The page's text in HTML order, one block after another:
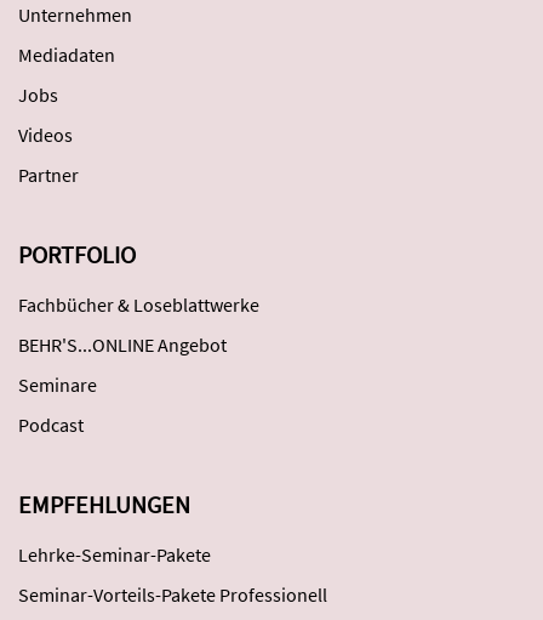
Unternehmen
Mediadaten
Jobs
Videos
Partner
PORTFOLIO
Fachbücher & Loseblattwerke
BEHR'S...ONLINE Angebot
Seminare
Podcast
EMPFEHLUNGEN
Lehrke-Seminar-Pakete
Seminar-Vorteils-Pakete Professionell